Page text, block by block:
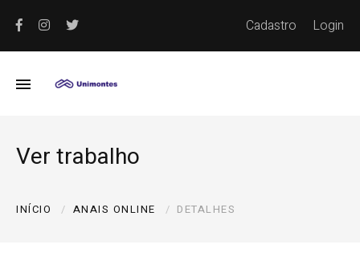
Cadastro Login
Ver trabalho
INÍCIO ANAIS ONLINE DETALHES